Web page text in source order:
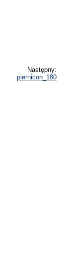
Następny:
piernicon_180